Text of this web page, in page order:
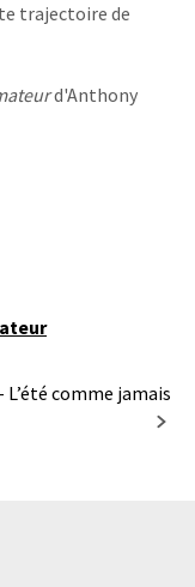
trajectoire de
d'Anthony
L’été comme jamais